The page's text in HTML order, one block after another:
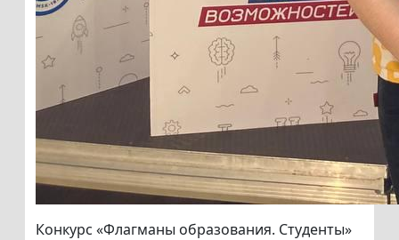
Конкурс «Флагманы образования. Студенты»